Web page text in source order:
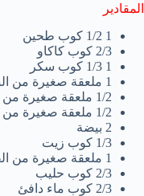
المقادير
1 1/2 كوب طحين
2/3 كوب كاكاو
1 1/3 كوب سكر
1 ملعقة صغيرة من البيكنج بودر
1/2 ملعقة صغيرة من خميرة
1/2 ملعقة صغيرة من الملح
2 بيضة
1/3 كوب زيت
1 ملعقة صغيرة من الفانيليا
2/3 كوب حليب
2/3 كوب ماء دافئ